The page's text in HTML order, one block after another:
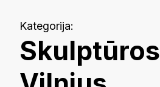
Kategorija:
Skulptūros